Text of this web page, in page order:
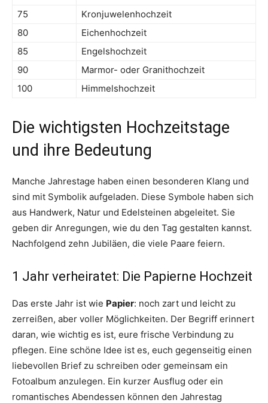
75
Kronjuwelenhochzeit
80
Eichenhochzeit
85
Engelshochzeit
90
Marmor- oder Granithochzeit
100
Himmelshochzeit
Die wichtigsten Hochzeitstage
und ihre Bedeutung
Manche Jahrestage haben einen besonderen Klang und
sind mit Symbolik aufgeladen. Diese Symbole haben sich
aus Handwerk, Natur und Edelsteinen abgeleitet. Sie
geben dir Anregungen, wie du den Tag gestalten kannst.
Nachfolgend zehn Jubiläen, die viele Paare feiern.
1 Jahr verheiratet: Die Papierne Hochzeit
Das erste Jahr ist wie Papier: noch zart und leicht zu
zerreißen, aber voller Möglichkeiten. Der Begriff erinnert
daran, wie wichtig es ist, eure frische Verbindung zu
pflegen. Eine schöne Idee ist es, euch gegenseitig einen
liebevollen Brief zu schreiben oder gemeinsam ein
Fotoalbum anzulegen. Ein kurzer Ausflug oder ein
romantisches Abendessen können den Jahrestag